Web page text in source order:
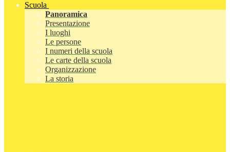
Scuola
Panoramica
Presentazione
I luoghi
Le persone
I numeri della scuola
Le carte della scuola
Organizzazione
La storia